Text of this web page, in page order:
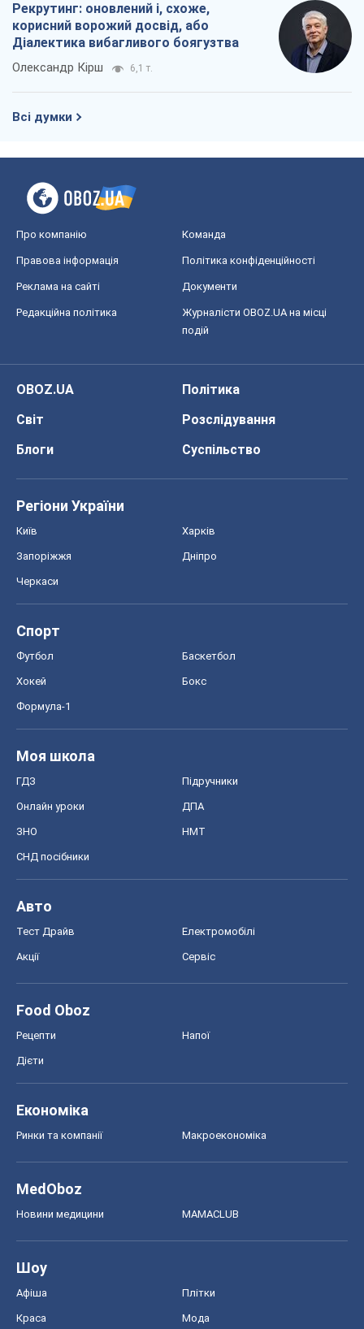
Рекрутинг: оновлений і, схоже,
корисний ворожий досвід, або
Діалектика вибагливого боягузтва
Олександр Кірш 6,1 т.
Всі думки
Про компанію Команда
Правова інформація Політика конфіденційності
Реклама на сайті Документи
Редакційна політика
Журналісти OBOZ.UA на місці
подій
OBOZ.UA
Політика
Світ
Розслідування
Блоги
Суспільство
Регіони України
Київ Харків
Запоріжжя Дніпро
Черкаси
Спорт
Футбол Баскетбол
Хокей Бокс
Формула-1
Моя школа
ГДЗ Підручники
Онлайн уроки ДПА
ЗНО НМТ
СНД посібники
Авто
Тест Драйв Електромобілі
Акції Сервіс
Food Oboz
Рецепти Напої
Дієти
Економіка
Ринки та компанії Макроекономіка
MedOboz
Новини медицини MAMACLUB
Шоу
Афіша Плітки
Краса Мода